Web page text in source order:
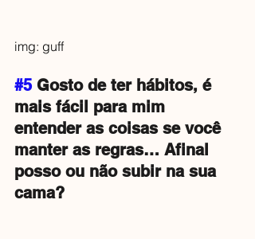
img: guff
#5 Gosto de ter hábitos, é
mais fácil para mim
entender as coisas se você
manter as regras… Afinal
posso ou não subir na sua
cama?